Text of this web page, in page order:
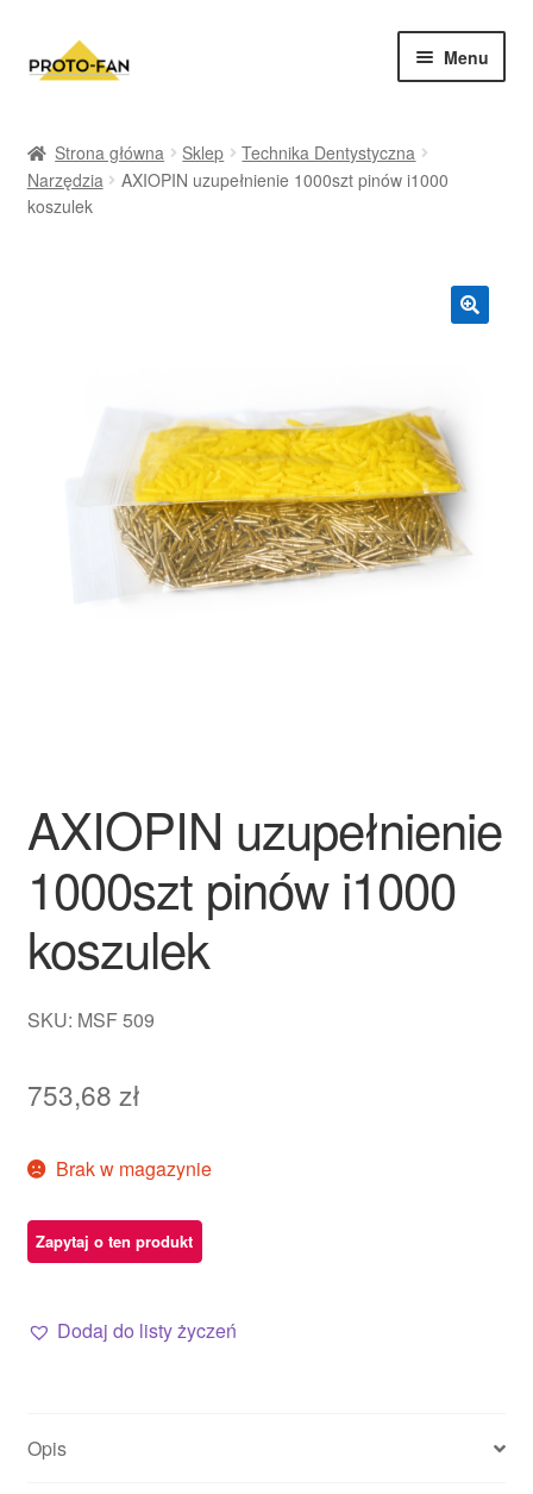
Menu
Kursy Stomatologiczne
Regulamin sklepu
Polityka prywatności
Strona główna Sklep
Technika Dentystyczna
Narzędzia
AXIOPIN uzupełnienie 1000szt pinów i1000
koszulek
AXIOPIN uzupełnienie
1000szt pinów i1000
koszulek
SKU: MSF 509
753,68 zł
Brak w magazynie
Dodaj do listy życzeń
Opis